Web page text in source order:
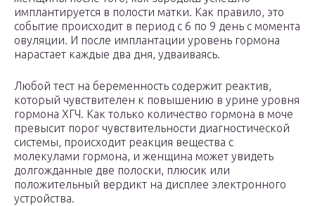
имплантируется в полости матки. Как правило, это
событие происходит в период с 6 по 9 день с момента
овуляции. И после имплантации уровень гормона
нарастает каждые два дня, удваиваясь.
Любой тест на беременность содержит реактив,
который чувствителен к повышению в урине уровня
гормона ХГЧ. Как только количество гормона в моче
превысит порог чувствительности диагностической
системы, происходит реакция вещества с
молекулами гормона, и женщина может увидеть
долгожданные две полоски, плюсик или
положительный вердикт на дисплее электронного
устройства.